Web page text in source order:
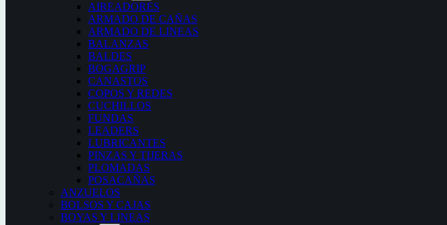
AIREADORES
ARMADO DE CAÑAS
ARMADO DE LINEAS
BALANZAS
BALDES
BOGAGRIP
CANASTOS
COPOS Y REDES
CUCHILLOS
FUNDAS
LEADERS
LUBRICANTES
PINZAS Y TIJERAS
PLOMADAS
POSACAÑAS
ANZUELOS
BOLSOS Y CAJAS
BOYAS Y LINEAS